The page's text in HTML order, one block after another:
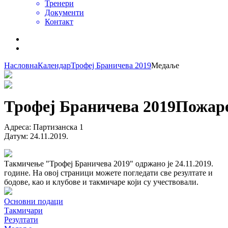
Тренери
Документи
Контакт
НасловнаКалендарТрофеј Браничева 2019Медаље
Трофеј Браничева 2019
Адреса: Партизанска 1
Датум: 24.11.2019.
Такмичење "Трофеј Браничева 2019" одржано је 24.11.2019.
године. На овој страници можете погледати све резултате и
бодове, као и клубове и такмичаре који су учествовали.
Основни подаци
Такмичари
Резултати